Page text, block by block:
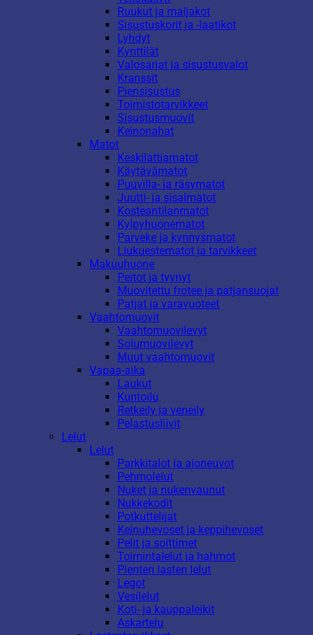
Ruukut ja maljakot
Sisustuskorit ja -laatikot
Lyhdyt
Kynttilät
Valosarjat ja sisustusvalot
Kranssit
Piensisustus
Toimistotarvikkeet
Sisustusmuovit
Keinonahat
Matot
Keskilattiamatot
Käytävämatot
Puuvilla- ja räsymatot
Juutti- ja sisalmatot
Kosteantilanmatot
Kylpyhuonematot
Parveke ja kynnysmatot
Liukuestematot ja tarvikkeet
Makuuhuone
Peitot ja tyynyt
Muovitettu frotee ja patjansuojat
Patjat ja varavuoteet
Vaahtomuovit
Vaahtomuovilevyt
Solumuovilevyt
Muut vaahtomuovit
Vapaa-aika
Laukut
Kuntoilu
Retkeily ja veneily
Pelastusliivit
Lelut
Lelut
Parkkitalot ja ajoneuvot
Pehmolelut
Nuket ja nukenvaunut
Nukkekodit
Potkuttelijat
Keinuhevoset ja keppihevoset
Pelit ja soittimet
Toimintalelut ja hahmot
Pienten lasten lelut
Legot
Vesilelut
Koti- ja kauppaleikit
Askartelu